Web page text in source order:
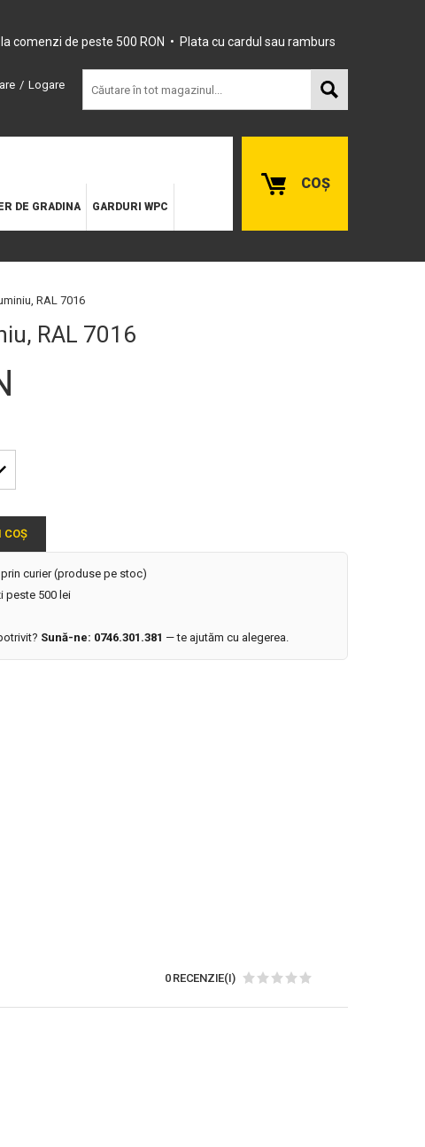
la comenzi de peste 500 RON • Plata cu cardul sau ramburs
Logare
DE GRADINA GARDURI WPC
COȘ
RAL 7016
RAL 7016
COȘ
curier (produse pe stoc)
peste 500 lei
Sună-ne: 0746.301.381 — te ajutăm cu alegerea.
0 RECENZIE(I)